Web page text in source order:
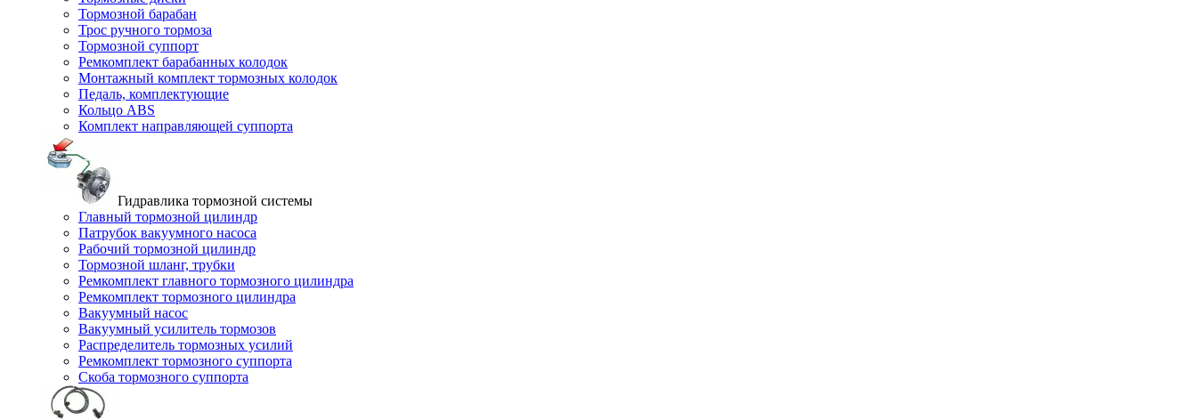
Тормозной барабан
Трос ручного тормоза
Тормозной суппорт
Ремкомплект барабанных колодок
Монтажный комплект тормозных колодок
Педаль, комплектующие
Кольцо ABS
Комплект направляющей суппорта
Гидравлика тормозной системы
Главный тормозной цилиндр
Патрубок вакуумного насоса
Рабочий тормозной цилиндр
Тормозной шланг, трубки
Ремкомплект главного тормозного цилиндра
Ремкомплект тормозного цилиндра
Вакуумный насос
Вакуумный усилитель тормозов
Распределитель тормозных усилий
Ремкомплект тормозного суппорта
Скоба тормозного суппорта